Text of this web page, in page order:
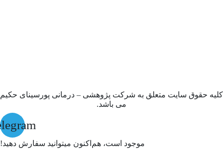
کلیه حقوق سایت متعلق به شرکت پژوهشی – درمانی پورسینای حکیم
می باشد.
موجود است، هم‌اکنون میتوانید سفارش دهید!